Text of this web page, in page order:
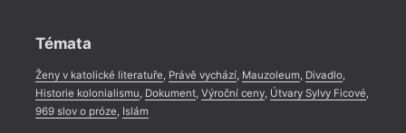
Témata
Ženy v katolické literatuře Právě vychází, Mauzoleum, Divadlo,
Historie kolonialismu Dokument, Výroční ceny, Útvary Sylvy Ficové
969 slov o próze Islám